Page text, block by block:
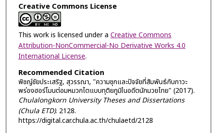
Creative Commons License
This work is licensed under a Creative Commons
Attribution-NonCommercial-No Derivative Works 4.0
International License.
Recommended Citation
พิชญ์ชัยประเสริฐ, สุวรรณา, "ความชุกและปัจจัยที่สัมพันธ์กับภาวะ
พร่องฮอร์โมนต่อมหมวกไตแบบทุติยภูมิในอดีตนักมวยไทย" (2017).
Chulalongkorn University Theses and Dissertations
(Chula ETD). 2128.
https://digital.car.chula.ac.th/chulaetd/2128